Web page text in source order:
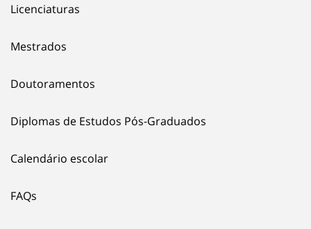
Licenciaturas
Mestrados
Doutoramentos
Diplomas de Estudos Pós-Graduados
Calendário escolar
FAQs